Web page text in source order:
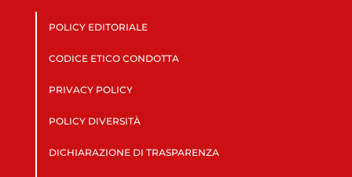
POLICY EDITORIALE
CODICE ETICO CONDOTTA
PRIVACY POLICY
POLICY DIVERSITÀ
DICHIARAZIONE DI TRASPARENZA